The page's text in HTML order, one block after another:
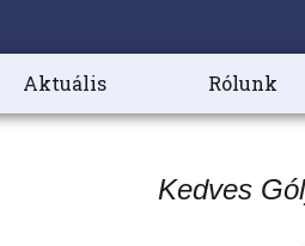
Aktuális Rólunk
Kedves